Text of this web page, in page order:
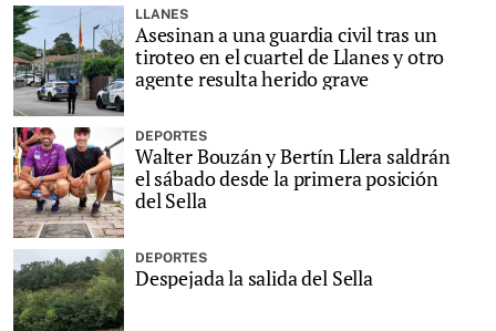
LLANES
Asesinan a una guardia civil tras un
tiroteo en el cuartel de Llanes y otro
agente resulta herido grave
DEPORTES
Walter Bouzán y Bertín Llera saldrán
el sábado desde la primera posición
del Sella
DEPORTES
Despejada la salida del Sella